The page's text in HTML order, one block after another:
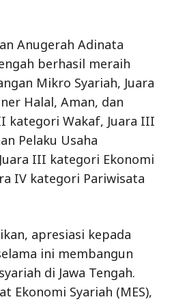
Anugerah Adinata
berhasil meraih
Mikro Syariah, Juara
Halal, Aman, dan
kategori Wakaf, Juara III
Pelaku Usaha
III kategori Ekonomi
IV kategori Pariwisata
apresiasi kepada
ini membangun
di Jawa Tengah.
Ekonomi Syariah (MES),